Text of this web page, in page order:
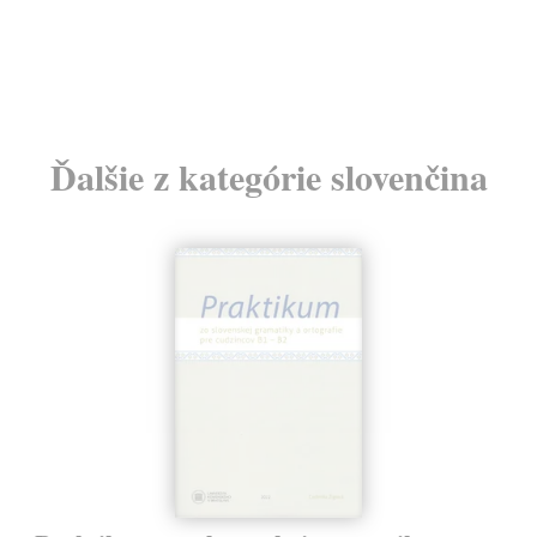
Ďalšie z kategórie slovenčina